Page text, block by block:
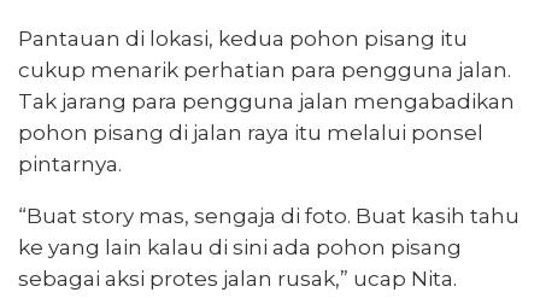
Pantauan di lokasi, kedua pohon pisang itu
cukup menarik perhatian para pengguna jalan.
Tak jarang para pengguna jalan mengabadikan
pohon pisang di jalan raya itu melalui ponsel
pintarnya.
“Buat story mas, sengaja di foto. Buat kasih tahu
ke yang lain kalau di sini ada pohon pisang
sebagai aksi protes jalan rusak,” ucap Nita.